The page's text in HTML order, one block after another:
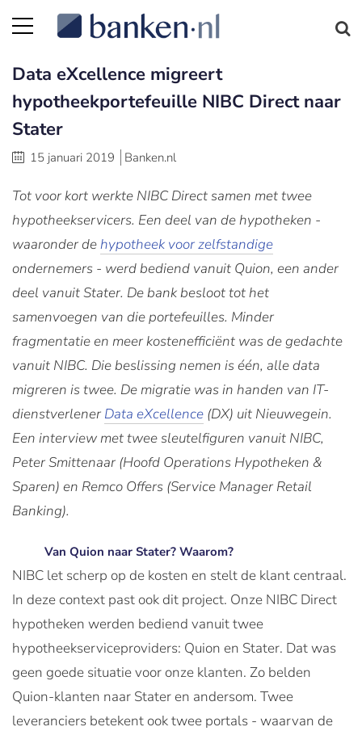
Data eXcellence migreert
hypotheekportefeuille NIBC Direct naar
Stater
15 januari 2019 Banken.nl
Tot voor kort werkte NIBC Direct samen met twee
hypotheekservicers. Een deel van de hypotheken -
waaronder dehypotheek voor zelfstandige
ondernemers - werd bediend vanuit Quion, een ander
deel vanuit Stater. De bank besloot tot het
samenvoegen van die portefeuilles. Minder
fragmentatie en meer kostenefficiënt was de gedachte
vanuit NIBC. Die beslissing nemen is één, alle data
migreren is twee. De migratie was in handen van IT-
dienstverlener Data eXcellence (DX) uit Nieuwegein.
Een interview met twee sleutelfiguren vanuit NIBC,
Peter Smittenaar (Hoofd Operations Hypotheken &
Sparen) en Remco Offers (Service Manager Retail
Banking).
Van Quion naar Stater? Waarom?
NIBC let scherp op de kosten en stelt de klant centraal.
In deze context past ook dit project. Onze NIBC Direct
hypotheken werden bediend vanuit twee
hypotheekserviceproviders: Quion en Stater. Dat was
geen goede situatie voor onze klanten. Zo belden
Quion-klanten naar Stater en andersom. Twee
leveranciers betekent ook twee portals - waarvan de